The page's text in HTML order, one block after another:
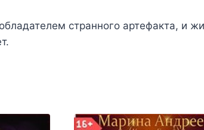
странного артефакта, и